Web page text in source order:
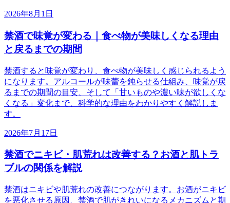
2026年8月1日
禁酒で味覚が変わる｜食べ物が美味しくなる理由
と戻るまでの期間
禁酒すると味覚が変わり、食べ物が美味しく感じられるよう
になります。アルコールが味蕾を鈍らせる仕組み、味覚が戻
るまでの期間の目安、そして「甘いものや濃い味が欲しくな
くなる」変化まで、科学的な理由をわかりやすく解説しま
す。
2026年7月17日
禁酒でニキビ・肌荒れは改善する？お酒と肌トラ
ブルの関係を解説
禁酒はニキビや肌荒れの改善につながります。お酒がニキビ
を悪化させる原因、禁酒で肌がきれいになるメカニズムと期